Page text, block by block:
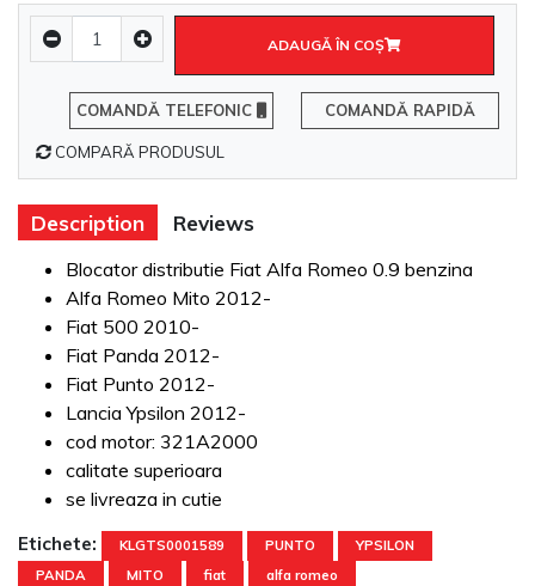
Description Reviews
Blocator distributie Fiat Alfa Romeo 0.9 benzina
Alfa Romeo Mito 2012-
Fiat 500 2010-
Fiat Panda 2012-
Fiat Punto 2012-
Lancia Ypsilon 2012-
cod motor: 321A2000
calitate superioara
se livreaza in cutie
ADAUGĂ ÎN COŞ
COMPARĂ PRODUSUL
COMANDĂ RAPIDĂ
COMANDĂ TELEFONIC
Etichete: KLGTS0001589 PUNTO
YPSILON
PANDA
MITO fiat
alfa romeo